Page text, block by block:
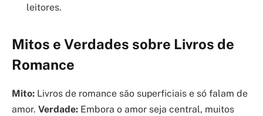
leitores.
Mitos e Verdades sobre Livros de
Romance
Mito: Livros de romance são superficiais e só falam de
amor. Verdade: Embora o amor seja central, muitos